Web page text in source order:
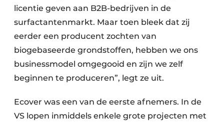
licentie geven aan B2B-bedrijven in de
surfactantenmarkt. Maar toen bleek dat zij
eerder een producent zochten van
biogebaseerde grondstoffen, hebben we ons
businessmodel omgegooid en zijn we zelf
beginnen te produceren”, legt ze uit.
Ecover was een van de eerste afnemers. In de
VS lopen inmiddels enkele grote projecten met